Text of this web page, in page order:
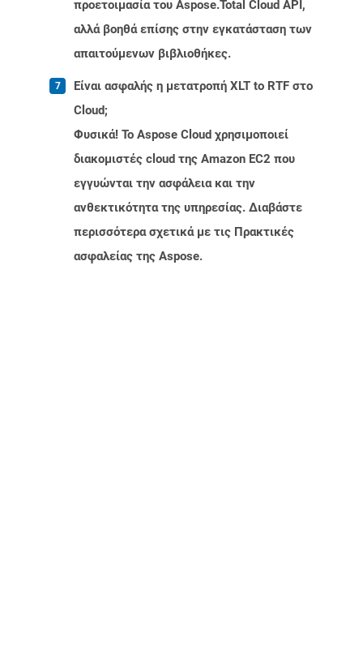
προετοιμασία του Aspose.Total Cloud API,
αλλά βοηθά επίσης στην εγκατάσταση των
απαιτούμενων βιβλιοθήκες.
Είναι ασφαλής η μετατροπή XLT to RTF στο
Cloud;
Φυσικά! Το Aspose Cloud χρησιμοποιεί
διακομιστές cloud της Amazon EC2 που
εγγυώνται την ασφάλεια και την
ανθεκτικότητα της υπηρεσίας. Διαβάστε
περισσότερα σχετικά με τις Πρακτικές
ασφαλείας της Aspose.